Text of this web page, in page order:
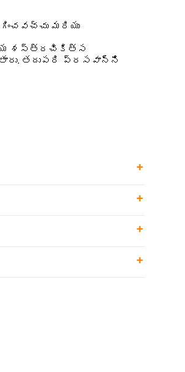
మరియు
శస్త్రచికిత్స
తదుపరి ప్రసవాన్ని